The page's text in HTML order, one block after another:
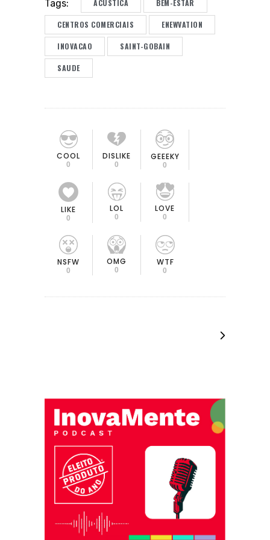
Tags: ACUSTICA BEM-ESTAR
CENTROS COMERCIAIS ENEWVATION
INOVACAO SAINT-GOBAIN
SAUDE
COOL
0
DISLIKE
0
GEEEKY
0
LIKE
0
LOL
0
LOVE
0
NSFW
0
OMG
0
WTF
0